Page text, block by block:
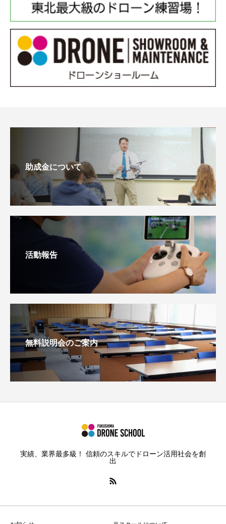
助成金について
活動報告
無料説明会のご案内
実績、業界最多級！ 信頼のスキルでドローン活用社会を創
出